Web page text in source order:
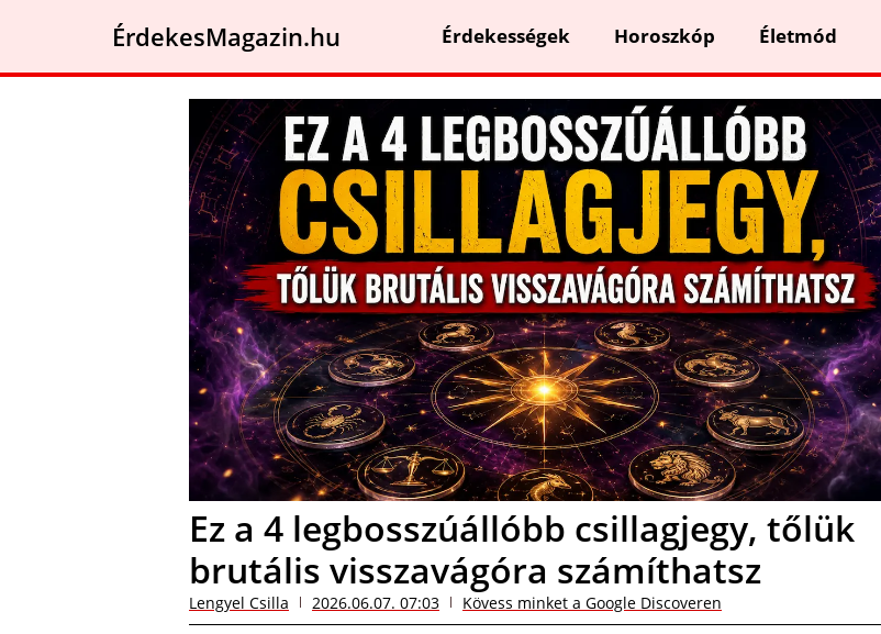
ÉrdekesMagazin.hu Érdekességek Horoszkóp Életmód
Ez a 4 legbosszúállóbb csillagjegy, tőlük
brutális visszavágóra számíthatsz
Lengyel Csilla 2026.06.07. 07:03 Kövess minket a Google Discoveren